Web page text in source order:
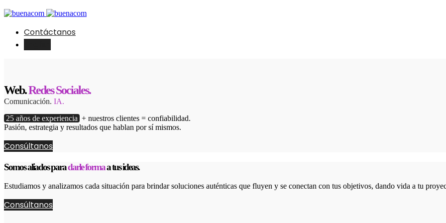
Contáctanos
Web.Redes Sociales.
Comunicación. IA.
25 años de experiencia + nuestros clientes = confiabilidad.
Pasión, estrategia y resultados que hablan por sí mismos.
Consúltanos
Somos aliados paradarle formaa tus ideas.
Estudiamos y analizamos cada situación para brindar soluciones auténticas que fluyen y se conectan con tus objetivos, dando vida a tu
Consúltanos